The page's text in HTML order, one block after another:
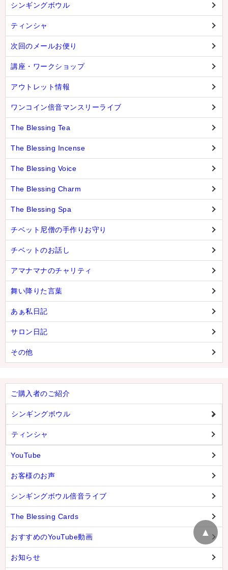
シンギングボウル
ティンシャ
次回のメールお便り
講座・ワークショップ
アウトレット情報
ワンコイン倍音マンスリーライブ
The Blessing Tea
The Blessing Incense
The Blessing Voice
The Blessing Charm
The Blessing Spa
チベット尼僧の手作りお守り
チベットのお話し
アマナマナのチャリティ
舞い降りた言葉
あぁ私日記
サロン日記
その他
ご購入者のご紹介
シンギングボウル
ティンシャ
YouTube
お客様のお声
シンギングボウル倍音ライブ
The Blessing Cards
おすすめのYouTube動画
お知らせ
▲